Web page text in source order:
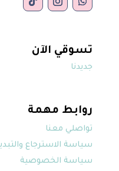
تسوقي الآن
جديدنا
روابط مهمة
تواصلي معنا
سياسة الاسترجاع
سياسة الخصوصية